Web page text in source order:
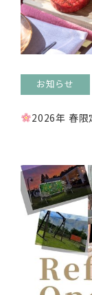
お知らせ
2026年 春限